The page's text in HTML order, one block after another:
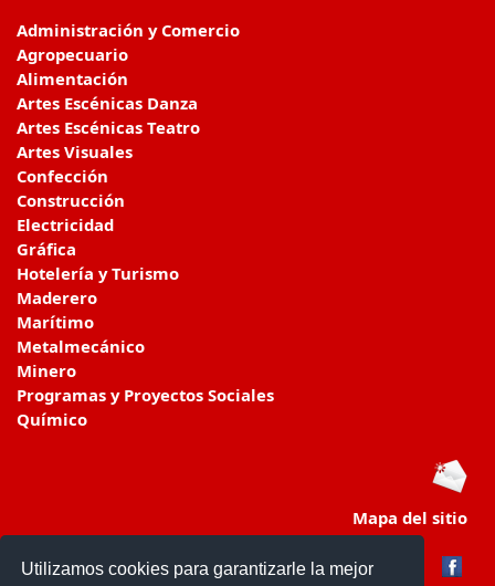
Utilizamos cookies para garantizarle la mejor
Administración y Comercio
Agropecuario
Alimentación
Artes Escénicas Danza
Artes Escénicas Teatro
Artes Visuales
Confección
Construcción
Electricidad
Gráfica
Hotelería y Turismo
Maderero
Marítimo
Metalmecánico
Minero
Programas y Proyectos Sociales
Químico
Mapa del sitio